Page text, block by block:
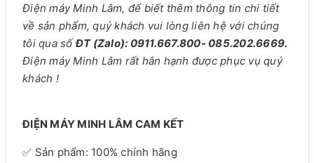
Điện máy Minh Lâm, để biết thêm thông tin chi tiết
về sản phẩm, quý khách vui lòng liên hệ với chúng
tôi qua sốĐT (Zalo): 0911.667.800- 085.202.6669.
Điện máy Minh Lâm rất hân hạnh được phục vụ quý
khách !
ĐIỆN MÁY MINH LÂM CAM KẾT
✅ Sản phẩm: 100% chính hãng